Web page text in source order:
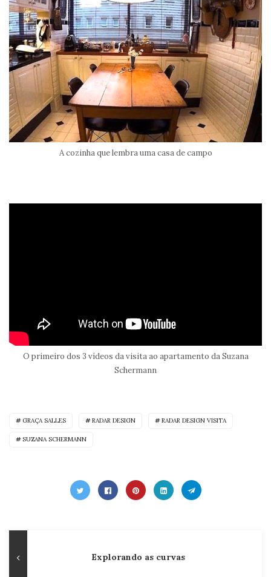
A cozinha que lembra uma casa de campo
O primeiro dos 3 vídeos da visita ao apartamento da Suzana
Schermann
GRAÇA SALLES RADAR DESIGN RADAR DESIGN VISITA
SUZANA SCHERMANN
de
Publicação
Explorando as curvas